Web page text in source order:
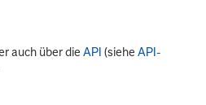
auch über dieAPI (sieheAPI-